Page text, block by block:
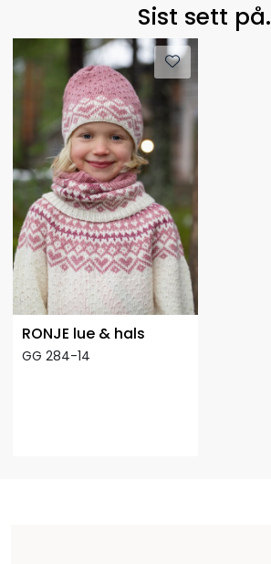
Sist sett på.
RONJE lue & hals
GG 284-14